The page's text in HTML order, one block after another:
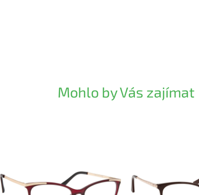
Mohlo by Vás zajímat